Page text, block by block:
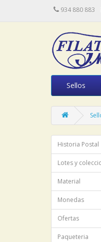
934 880 883
Sellos
Historia Postal
Lotes y
Material
Monedas
Ofertas
Paqueteria